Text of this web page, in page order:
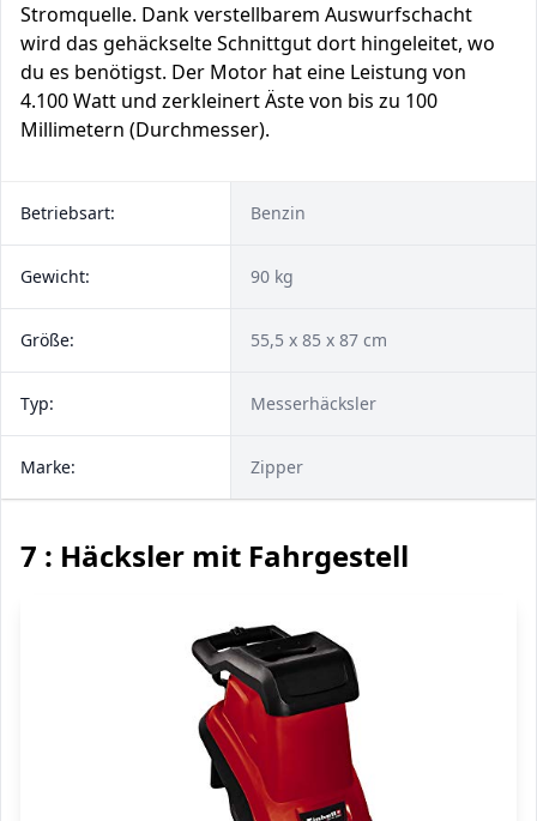
Stromquelle. Dank verstellbarem Auswurfschacht
wird das gehäckselte Schnittgut dort hingeleitet, wo
du es benötigst. Der Motor hat eine Leistung von
4.100 Watt und zerkleinert Äste von bis zu 100
Millimetern (Durchmesser).
Betriebsart: Benzin
Gewicht: 90 kg
Größe: 55,5 x 85 x 87 cm
Typ: Messerhäcksler
Marke: Zipper
7 : Häcksler mit Fahrgestell